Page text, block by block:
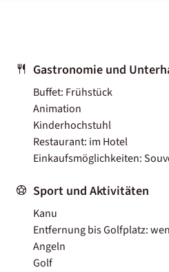
Gastronomie und
Buffet: Frühstück
Animation
Kinderhochstuhl
Restaurant: im Hotel
Einkaufsmöglichkeiten:
Sport und Aktivitäten
Kanu
Entfernung bis Golfplatz:
Angeln
Golf